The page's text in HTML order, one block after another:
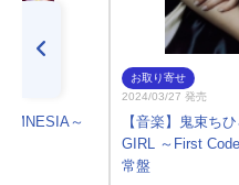
～
お取り寄せ
2024/03/27 発売
【音楽】鬼束ち
GIRL ～First
常盤